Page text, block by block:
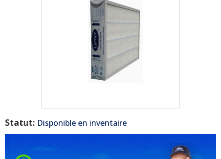
Statut: Disponible en inventaire